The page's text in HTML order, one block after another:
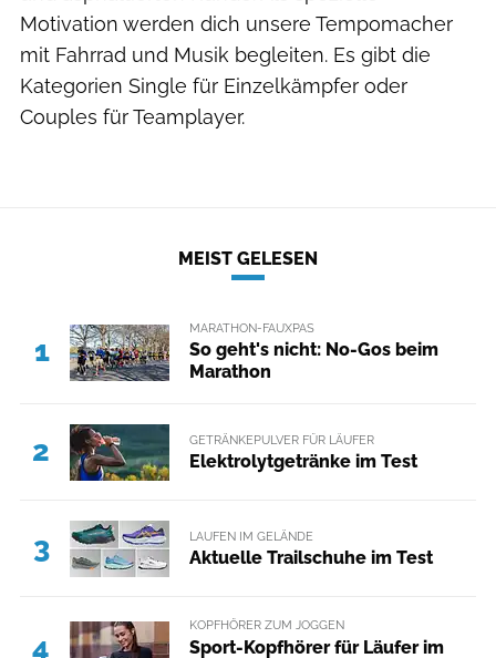
Motivation werden dich unsere Tempomacher
mit Fahrrad und Musik begleiten. Es gibt die
Kategorien Single für Einzelkämpfer oder
Couples für Teamplayer.
MEIST GELESEN
1
MARATHON-FAUXPAS
So geht's nicht: No-Gos beim
Marathon
2 GETRÄNKEPULVER FÜR LÄUFER
Elektrolytgetränke im Test
3 LAUFEN IM GELÄNDE
Aktuelle Trailschuhe im Test
4
KOPFHÖRER ZUM JOGGEN
Sport-Kopfhörer für Läufer im